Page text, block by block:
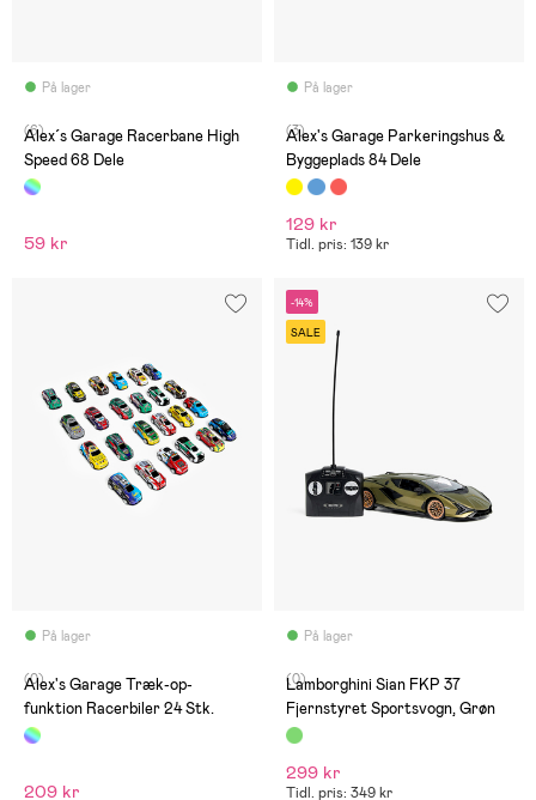
På lager
(6)
Alex´s Garage Racerbane High
Speed 68 Dele
59 kr
På lager
(3)
Alex's Garage Parkeringshus &
Byggeplads 84 Dele
129 kr
Tidl. pris: 139 kr
På lager
(0)
Alex's Garage Træk-op-
funktion Racerbiler 24 Stk.
209 kr
-14%
SALE
På lager
(0)
Lamborghini Sian FKP 37
Fjernstyret Sportsvogn, Grøn
299 kr
Tidl. pris: 349 kr